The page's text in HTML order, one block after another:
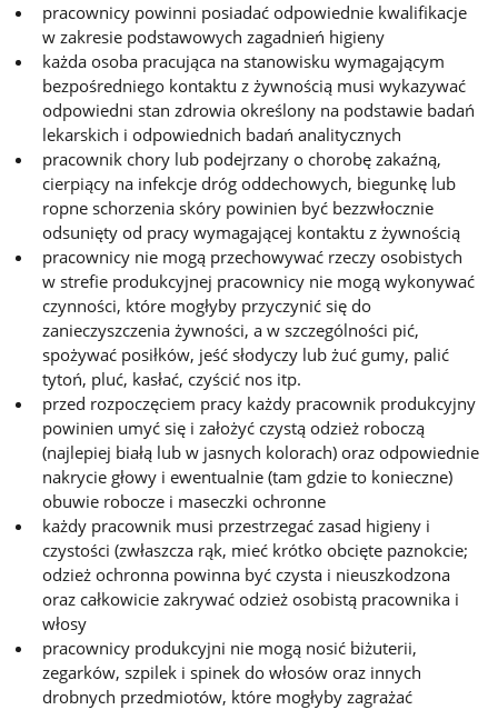
pracownicy powinni posiadać odpowiednie kwalifikacje
w zakresie podstawowych zagadnień higieny
każda osoba pracująca na stanowisku wymagającym
bezpośredniego kontaktu z żywnością musi wykazywać
odpowiedni stan zdrowia określony na podstawie badań
lekarskich i odpowiednich badań analitycznych
pracownik chory lub podejrzany o chorobę zakaźną,
cierpiący na infekcje dróg oddechowych, biegunkę lub
ropne schorzenia skóry powinien być bezzwłocznie
odsunięty od pracy wymagającej kontaktu z żywnością
pracownicy nie mogą przechowywać rzeczy osobistych
w strefie produkcyjnej pracownicy nie mogą wykonywać
czynności, które mogłyby przyczynić się do
zanieczyszczenia żywności, a w szczególności pić,
spożywać posiłków, jeść słodyczy lub żuć gumy, palić
tytoń, pluć, kasłać, czyścić nos itp.
przed rozpoczęciem pracy każdy pracownik produkcyjny
powinien umyć się i założyć czystą odzież roboczą
(najlepiej białą lub w jasnych kolorach) oraz odpowiednie
nakrycie głowy i ewentualnie (tam gdzie to konieczne)
obuwie robocze i maseczki ochronne
każdy pracownik musi przestrzegać zasad higieny i
czystości (zwłaszcza rąk, mieć krótko obcięte paznokcie;
odzież ochronna powinna być czysta i nieuszkodzona
oraz całkowicie zakrywać odzież osobistą pracownika i
włosy
pracownicy produkcyjni nie mogą nosić biżuterii,
zegarków, szpilek i spinek do włosów oraz innych
drobnych przedmiotów, które mogłyby zagrażać